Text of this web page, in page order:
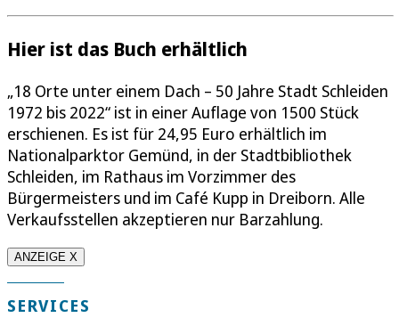
Hier ist das Buch erhältlich
„18 Orte unter einem Dach – 50 Jahre Stadt Schleiden
1972 bis 2022“ ist in einer Auflage von 1500 Stück
erschienen. Es ist für 24,95 Euro erhältlich im
Nationalparktor Gemünd, in der Stadtbibliothek
Schleiden, im Rathaus im Vorzimmer des
Bürgermeisters und im Café Kupp in Dreiborn. Alle
Verkaufsstellen akzeptieren nur Barzahlung.
ANZEIGE X
SERVICES